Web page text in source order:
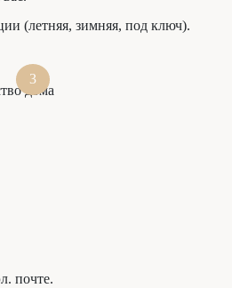
(летняя, зимняя, под ключ).
3
почте.